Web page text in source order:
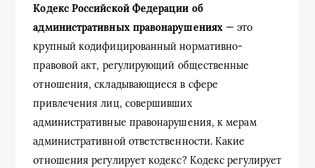
Кодекс Российской Федерации об
административных правонарушениях— это
крупный кодифицированный нормативно-
правовой акт, регулирующий общественные
отношения, складывающиеся в сфере
привлечения лиц, совершивших
административные правонарушения, к мерам
административной ответственности. Какие
отношения регулирует кодекс? Кодекс регулирует